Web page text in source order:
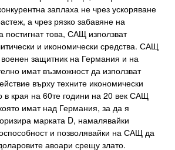
заплаха не чрез ускоряване
а чрез рязко забавяне на
постигнат това, САЩ използват
и икономически средства. САЩ
защитник на Германия и на
имат възможност да използват
върху техните икономически
в края на 60те години на 20 век САЩ
имат над Германия, за да я
марката D, намалявайки
и позволявайки на САЩ да
авоари срещу злато.